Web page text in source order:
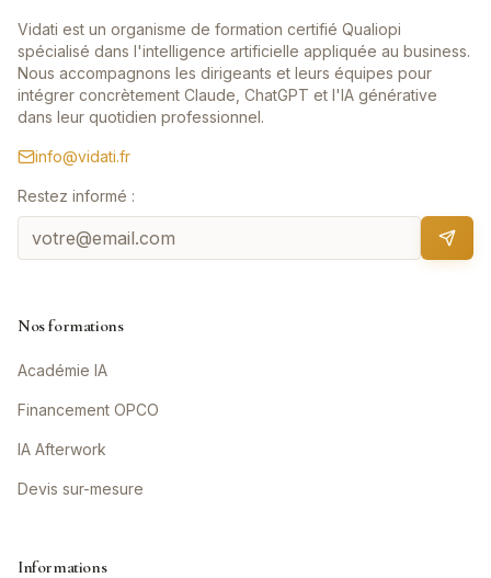
Vidati est un organisme de formation certifié Qualiopi
spécialisé dans l'intelligence artificielle appliquée au business.
Nous accompagnons les dirigeants et leurs équipes pour
intégrer concrètement Claude, ChatGPT et l'IA générative
dans leur quotidien professionnel.
info@vidati.fr
Restez informé :
Nos formations
Académie IA
Financement OPCO
IA Afterwork
Devis sur-mesure
Informations